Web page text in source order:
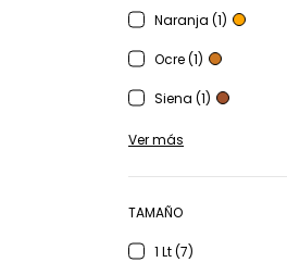
Naranja (1)
Ocre (1)
Siena (1)
Ver más
TAMAÑO
1 Lt (7)